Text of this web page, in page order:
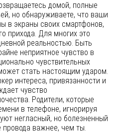
домой, полные
но обнаруживаете, что ваши
в экраны своих смартфонов,
прихода. Для многих это
реальностью. Быть
неприятное чувство в
чувствительных
стать настоящим ударом.
интереса, привязанности и
чувство
Родители, которые
в телефоне, игнорируя
негласный, но болезненный
провода важнее, чем ты.